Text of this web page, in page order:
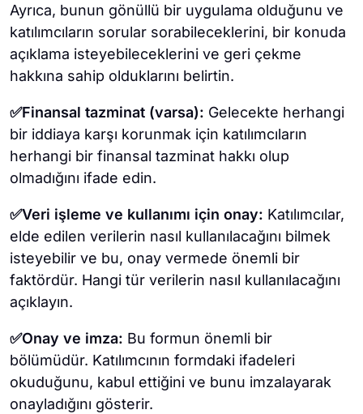
Ayrıca, bunun gönüllü bir uygulama olduğunu ve
katılımcıların sorular sorabileceklerini, bir konuda
açıklama isteyebileceklerini ve geri çekme
hakkına sahip olduklarını belirtin.
✅Finansal tazminat (varsa): Gelecekte herhangi
bir iddiaya karşı korunmak için katılımcıların
herhangi bir finansal tazminat hakkı olup
olmadığını ifade edin.
✅Veri işleme ve kullanımı için onay: Katılımcılar,
elde edilen verilerin nasıl kullanılacağını bilmek
isteyebilir ve bu, onay vermede önemli bir
faktördür. Hangi tür verilerin nasıl kullanılacağını
açıklayın.
✅Onay ve imza: Bu formun önemli bir
bölümüdür. Katılımcının formdaki ifadeleri
okuduğunu, kabul ettiğini ve bunu imzalayarak
onayladığını gösterir.